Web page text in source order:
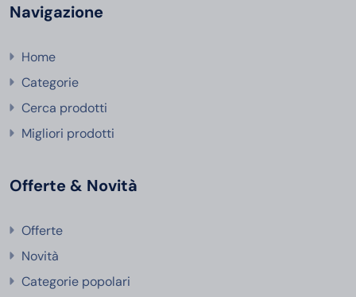
Navigazione
Home
Categorie
Cerca prodotti
Migliori prodotti
Offerte & Novità
Offerte
Novità
Categorie popolari